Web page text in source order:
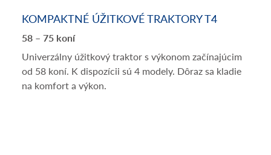
KOMPAKTNÉ ÚŽITKOVÉ TRAKTORY T4
58 – 75 koní
Univerzálny úžitkový traktor s výkonom začínajúcim
od 58 koní. K dispozícii sú 4 modely. Dôraz sa kladie
na komfort a výkon.